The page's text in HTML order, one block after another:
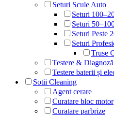
Seturi Scule Auto
Seturi
Seturi
Seturi Peste
Seturi
Truse
Testere &
Testere baterii și
Sotii Cleaning
Agent cerare
Curatare bloc motor
Curatare parbrize